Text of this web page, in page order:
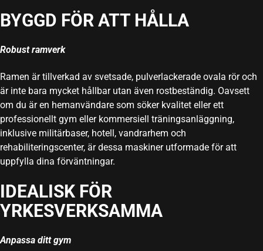
BYGGD FÖR ATT HÅLLA
Robust ramverk
Ramen är tillverkad av svetsade, pulverlackerade ovala rör och
är inte bara mycket hållbar utan även rostbeständig. Oavsett
om du är en hemanvändare som söker kvalitet eller ett
professionellt gym eller kommersiell träningsanläggning,
inklusive militärbaser, hotell, vandrarhem och
rehabiliteringscenter, är dessa maskiner utformade för att
uppfylla dina förväntningar.
IDEALISK FÖR
YRKESVERKSAMMA
Anpassa ditt gym